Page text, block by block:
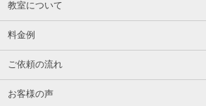
教室について
料金例
ご依頼の流れ
お客様の声